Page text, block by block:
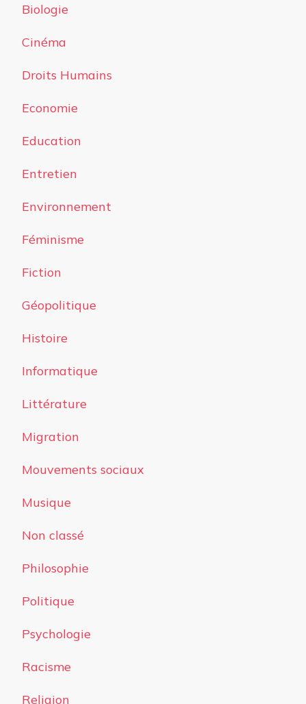
Biologie
Cinéma
Droits Humains
Economie
Education
Entretien
Environnement
Féminisme
Fiction
Géopolitique
Histoire
Informatique
Littérature
Migration
Mouvements sociaux
Musique
Non classé
Philosophie
Politique
Psychologie
Racisme
Religion